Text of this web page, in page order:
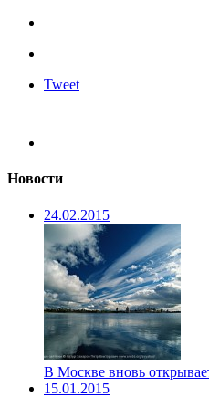
Tweet
Новости
24.02.2015
В Москве вновь
15.01.2015